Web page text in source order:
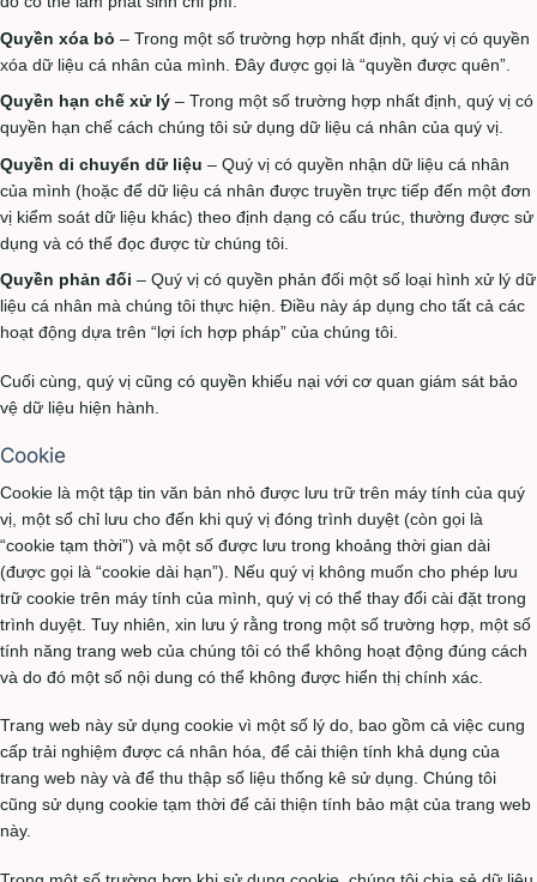
Quyền xóa bỏ – Trong một số trường hợp nhất định, quý vị có quyền
xóa dữ liệu cá nhân của mình. Đây được gọi là “quyền được quên”.
Quyền hạn chế xử lý – Trong một số trường hợp nhất định, quý vị có
quyền hạn chế cách chúng tôi sử dụng dữ liệu cá nhân của quý vị.
Quyền di chuyển dữ liệu – Quý vị có quyền nhận dữ liệu cá nhân
của mình (hoặc để dữ liệu cá nhân được truyền trực tiếp đến một đơn
vị kiểm soát dữ liệu khác) theo định dạng có cấu trúc, thường được sử
dụng và có thể đọc được từ chúng tôi.
Quyền phản đối – Quý vị có quyền phản đối một số loại hình xử lý dữ
liệu cá nhân mà chúng tôi thực hiện. Điều này áp dụng cho tất cả các
hoạt động dựa trên “lợi ích hợp pháp” của chúng tôi.
Cuối cùng, quý vị cũng có quyền khiếu nại với cơ quan giám sát bảo
vệ dữ liệu hiện hành.
Cookie
Cookie là một tập tin văn bản nhỏ được lưu trữ trên máy tính của quý
vị, một số chỉ lưu cho đến khi quý vị đóng trình duyệt (còn gọi là
“cookie tạm thời”) và một số được lưu trong khoảng thời gian dài
(được gọi là “cookie dài hạn”). Nếu quý vị không muốn cho phép lưu
trữ cookie trên máy tính của mình, quý vị có thể thay đổi cài đặt trong
trình duyệt. Tuy nhiên, xin lưu ý rằng trong một số trường hợp, một số
tính năng trang web của chúng tôi có thể không hoạt động đúng cách
và do đó một số nội dung có thể không được hiển thị chính xác.
Trang web này sử dụng cookie vì một số lý do, bao gồm cả việc cung
cấp trải nghiệm được cá nhân hóa, để cải thiện tính khả dụng của
trang web này và để thu thập số liệu thống kê sử dụng. Chúng tôi
cũng sử dụng cookie tạm thời để cải thiện tính bảo mật của trang web
này.